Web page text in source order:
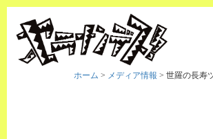
ホーム > メディア情報 > 世羅の長寿